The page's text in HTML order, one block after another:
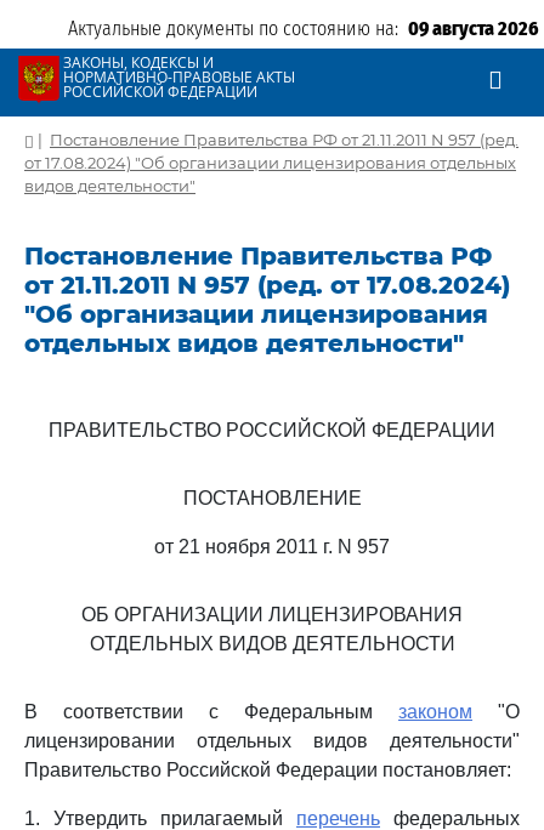
Актуальные документы по состоянию на: 09 августа 2026
ЗАКОНЫ, КОДЕКСЫ И
НОРМАТИВНО-ПРАВОВЫЕ АКТЫ
РОССИЙСКОЙ ФЕДЕРАЦИИ
| Постановление Правительства РФ от 21.11.2011 N 957 (ред.
от 17.08.2024) "Об организации лицензирования отдельных
видов деятельности"
Постановление Правительства РФ
от 21.11.2011 N 957 (ред. от 17.08.2024)
"Об организации лицензирования
отдельных видов деятельности"
ПРАВИТЕЛЬСТВО РОССИЙСКОЙ ФЕДЕРАЦИИ
ПОСТАНОВЛЕНИЕ
от 21 ноября 2011 г. N 957
ОБ ОРГАНИЗАЦИИ ЛИЦЕНЗИРОВАНИЯ
ОТДЕЛЬНЫХ ВИДОВ ДЕЯТЕЛЬНОСТИ
В соответствии с Федеральным законом "О
лицензировании отдельных видов деятельности"
Правительство Российской Федерации постановляет:
1. Утвердить прилагаемый перечень федеральных